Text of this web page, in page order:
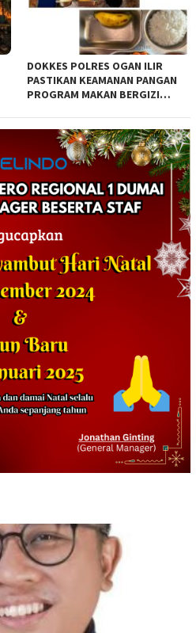
DOKKES POLRES OGAN ILIR
PASTIKAN KEAMANAN PANGAN
PROGRAM MAKAN BERGIZI
ORGANOLEPTIK*